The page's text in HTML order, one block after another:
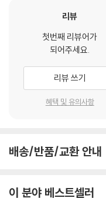
리뷰
첫번째 리뷰어가
되어주세요.
리뷰 쓰기
혜택 및 유의사항
배송/반품/교환 안내
이 분야 베스트셀러